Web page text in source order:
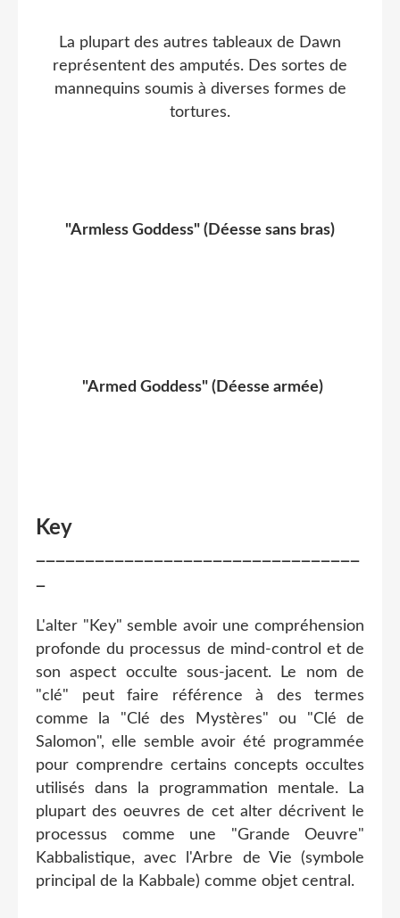
La plupart des autres tableaux de Dawn
représentent des amputés. Des sortes de
mannequins soumis à diverses formes de
tortures.
"Armless Goddess" (Déesse sans bras)
"Armed Goddess" (Déesse armée)
Key
L'alter "Key" semble avoir une compréhension
profonde du processus de mind-control et de
son aspect occulte sous-jacent. Le nom de
"clé" peut faire référence à des termes
comme la "Clé des Mystères" ou "Clé de
Salomon", elle semble avoir été programmée
pour comprendre certains concepts occultes
utilisés dans la programmation mentale. La
plupart des oeuvres de cet alter décrivent le
processus comme une "Grande Oeuvre"
Kabbalistique, avec l'Arbre de Vie (symbole
principal de la Kabbale) comme objet central.